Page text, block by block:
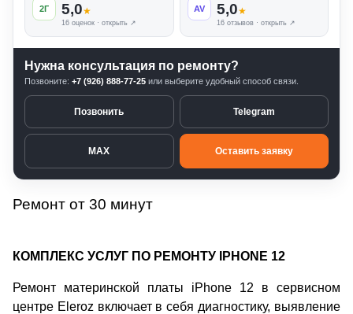
2Г 5,0★
16 оценок · открыть ↗
AV 5,0★
16 отзывов · открыть ↗
Нужна консультация по ремонту?
Позвоните: +7 (926) 888-77-25 или выберите удобный способ связи.
Позвонить Telegram
MAX Оставить заявку
Ремонт от 30 минут
КОМПЛЕКС УСЛУГ ПО РЕМОНТУ IPHONE 12
Ремонт материнской платы iPhone 12 в сервисном
центре Eleroz включает в себя диагностику, выявление